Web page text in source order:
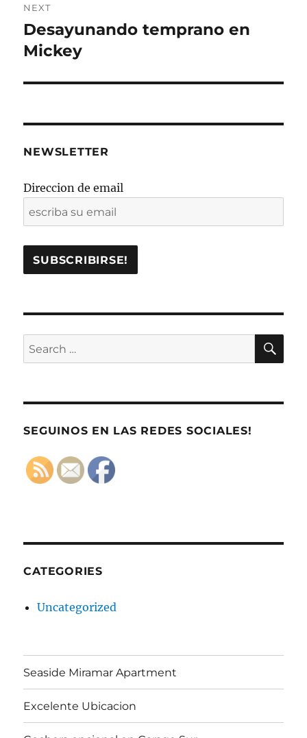
NEXT
Next
post:
Desayunando temprano en
Mickey
NEWSLETTER
Direccion de email
Search
for:
SEGUINOS EN LAS REDES SOCIALES!
CATEGORIES
Uncategorized
Seaside Miramar Apartment
Excelente Ubicacion